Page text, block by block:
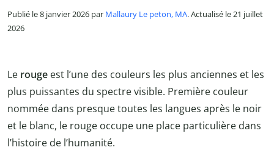
Publié le 8 janvier 2026 par Mallaury Le peton, MA. Actualisé le 21 juillet
2026
Le rouge est l’une des couleurs les plus anciennes et les
plus puissantes du spectre visible. Première couleur
nommée dans presque toutes les langues après le noir
et le blanc, le rouge occupe une place particulière dans
l’histoire de l’humanité.